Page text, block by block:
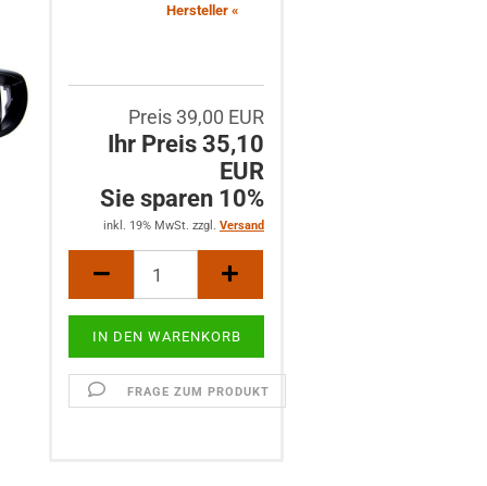
Hersteller «
Preis 39,00 EUR
Ihr Preis 35,10
EUR
Sie sparen 10%
inkl. 19% MwSt. zzgl. Versand
FRAGE ZUM PRODUKT